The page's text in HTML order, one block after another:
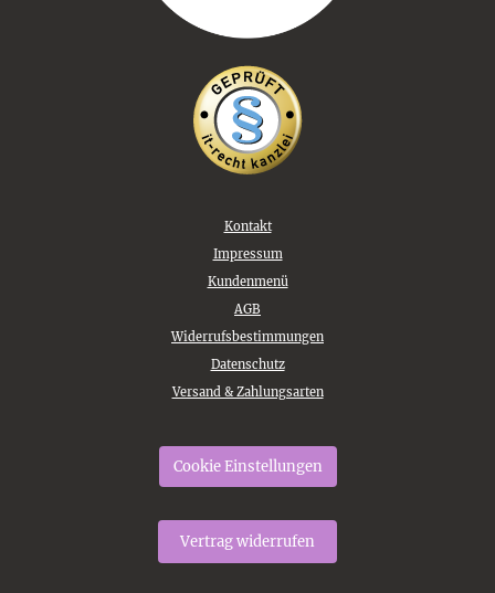
Kontakt
Impressum
Kundenmenü
AGB
Widerrufsbestimmungen
Datenschutz
Versand & Zahlungsarten
Cookie Einstellungen
Vertrag widerrufen